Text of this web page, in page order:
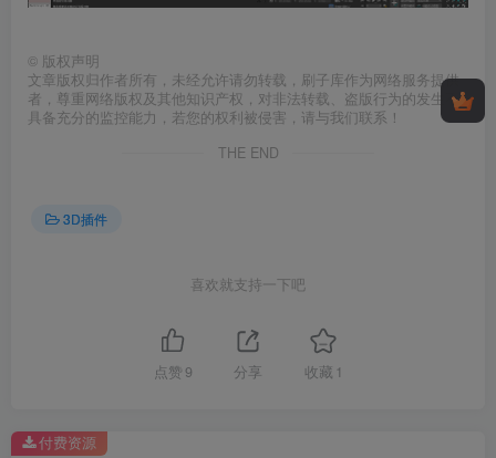
© 版权声明
文章版权归作者所有，未经允许请勿转载，刷子库作为网络服务提供
者，尊重网络版权及其他知识产权，对非法转载、盗版行为的发生不
具备充分的监控能力，若您的权利被侵害，请与我们联系！
THE END
3D插件
喜欢就支持一下吧
点赞 9 分享 收藏 1
付费资源